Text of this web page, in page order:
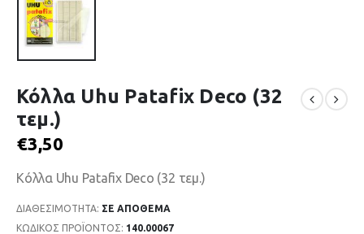
Κόλλα Uhu Patafix Deco (32
τεμ.)
€3,50
Κόλλα Uhu Patafix Deco (32 τεμ.)
ΔΙΑΘΕΣΙΜΌΤΗΤΑ: ΣΕ ΑΠΌΘΕΜΑ
ΚΩΔΙΚΌΣ ΠΡΟΪΌΝΤΟΣ: 140.00067